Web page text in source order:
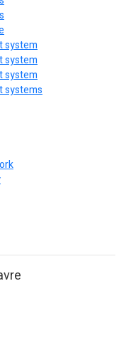
system
system
system
systems